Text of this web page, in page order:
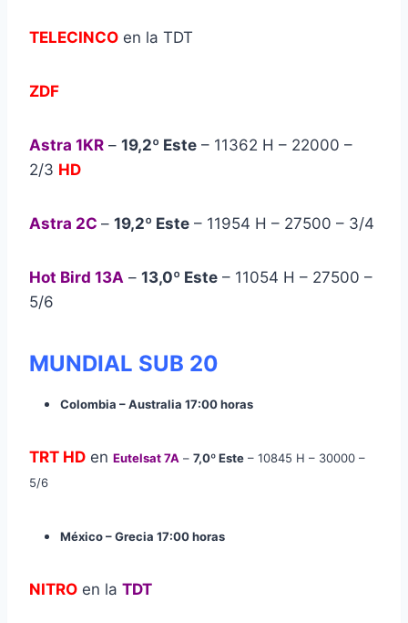
TELECINCO en la TDT
ZDF
Astra 1KR – 19,2º Este – 11362 H – 22000 –
2/3 HD
Astra 2C – 19,2º Este – 11954 H – 27500 – 3/4
Hot Bird 13A – 13,0º Este – 11054 H – 27500 –
5/6
MUNDIAL SUB 20
Colombia – Australia 17:00 horas
TRT HD en Eutelsat 7A – 7,0º Este – 10845 H – 30000 –
5/6
México – Grecia 17:00 horas
NITRO en la TDT